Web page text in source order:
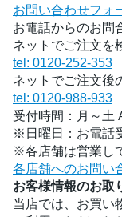
お問い合わせフォ
お電話からのお問
ネットでご注文を
tel: 0120-252-353
ネットでご注文後
tel: 0120-988-933
受付時間：月～土
※日曜日：お電話
※各店舗は営業し
各店舗へのお問い
お客様情報のお取
当店では、お買い